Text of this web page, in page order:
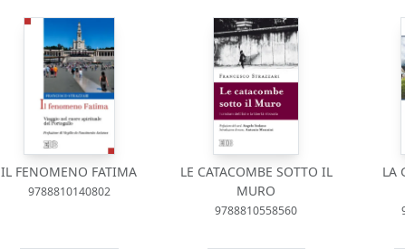
IL FENOMENO FATIMA
9788810140802
LE CATACOMBE SOTTO IL
MURO
9788810558560
LA